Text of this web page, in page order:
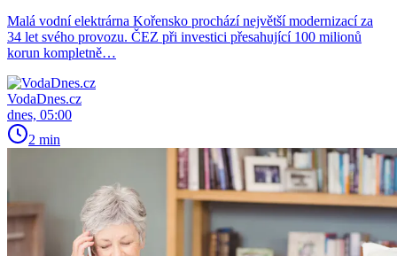
Malá vodní elektrárna Kořensko prochází největší modernizací za
34 let svého provozu. ČEZ při investici přesahující 100 milionů
korun kompletně…
VodaDnes.cz
dnes, 05:00
2 min